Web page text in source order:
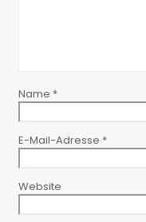
Name *
E-Mail-Adresse *
Website